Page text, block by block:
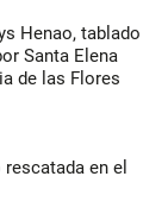
Henao, tablado
Santa Elena
de las Flores
en el